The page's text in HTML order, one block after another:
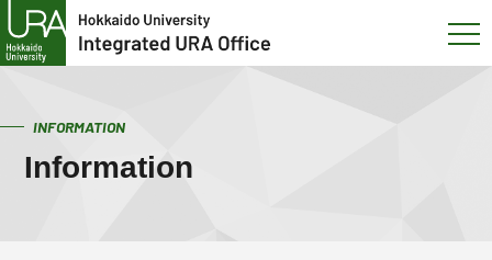
INFORMATION
Information